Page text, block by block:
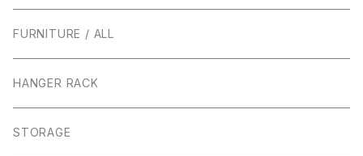
FURNITURE / ALL
HANGER RACK
STORAGE